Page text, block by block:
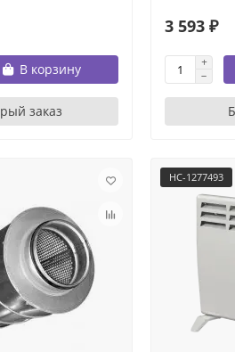
В корзину
заказ
3 593 ₽
НС-1277493